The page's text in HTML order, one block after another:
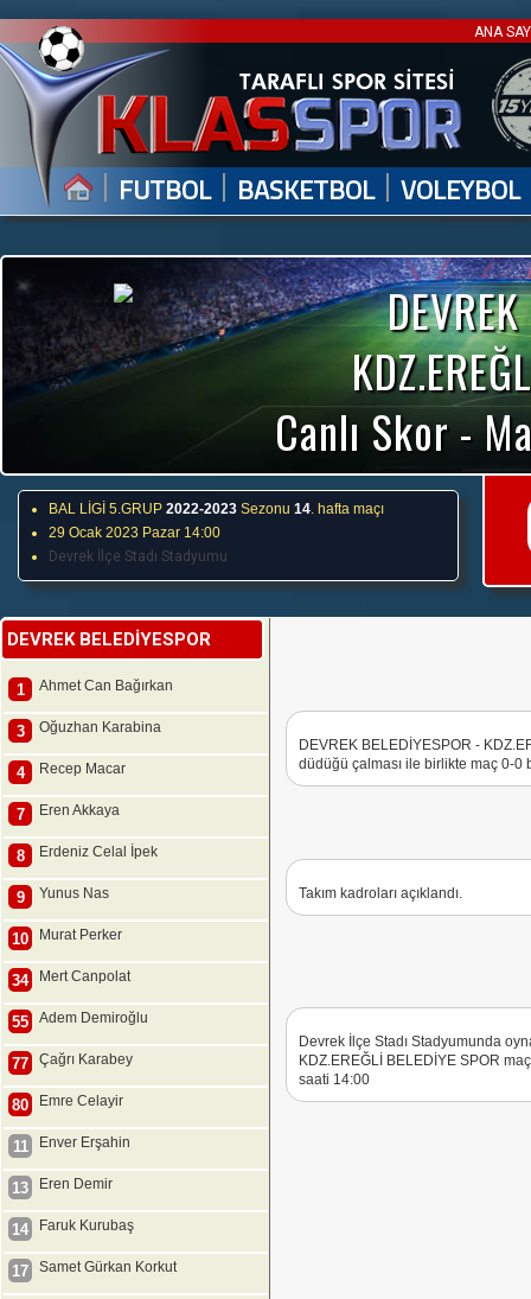
ANA
| FUTBOL | BASKETBOL | VOLEYBOL
Canlı Skor -
BAL LİGİ 5.GRUP 2022-2023 Sezonu 14. hafta maçı
29 Ocak 2023 Pazar 14:00
Devrek İlçe Stadı Stadyumu
DEVREK BELEDİYESPOR
1 Ahmet Can Bağırkan
3 Oğuzhan Karabina
4 Recep Macar
7 Eren Akkaya
8 Erdeniz Celal İpek
9 Yunus Nas
10 Murat Perker
34 Mert Canpolat
55 Adem Demiroğlu
77 Çağrı Karabey
80 Emre Celayir
11 Enver Erşahin
13 Eren Demir
14 Faruk Kurubaş
17 Samet Gürkan Korkut
DEVREK BELEDİYESPOR -
düdüğü çalması ile birlikte maç 0-0
Takım kadroları açıklandı.
Devrek İlçe Stadı Stadyumunda
KDZ.EREĞLİ BELEDİYE SPOR
saati 14:00